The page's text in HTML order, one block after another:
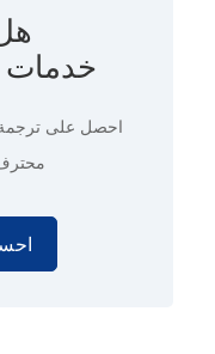
خدمات
احصل على ترجمة